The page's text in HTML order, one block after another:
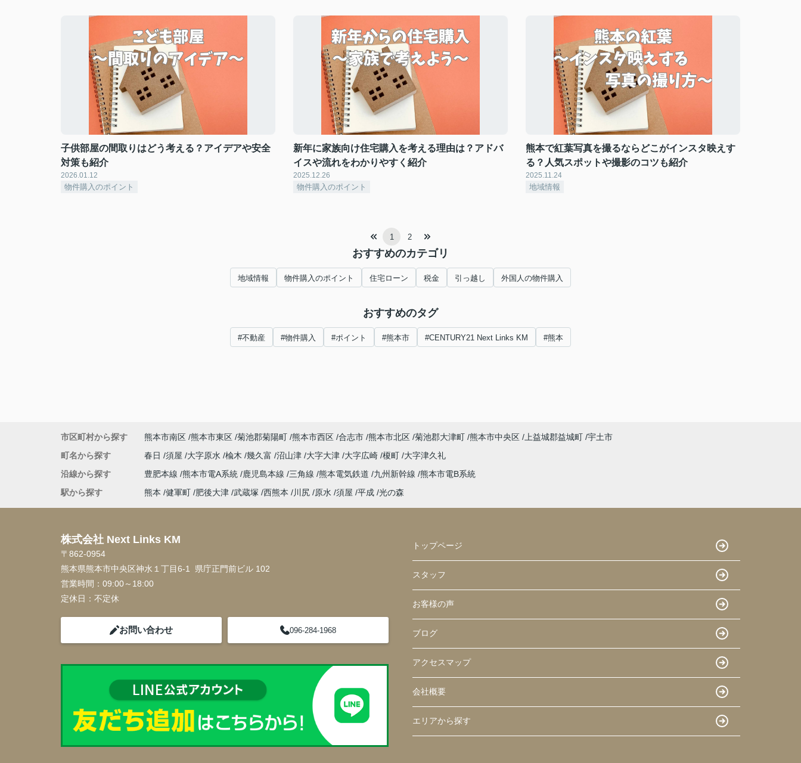
子供部屋の間取りはどう考える？アイデアや安全
対策も紹介
2026.01.12
物件購入のポイント
新年に家族向け住宅購入を考える理由は？アドバ
イスや流れをわかりやすく紹介
2025.12.26
物件購入のポイント
熊本で紅葉写真を撮るならどこがインスタ映えす
る？人気スポットや撮影のコツも紹介
2025.11.24
地域情報
1 2
おすすめのカテゴリ
地域情報 物件購入のポイント 住宅ローン 税金 引っ越し 外国人の物件購入
おすすめのタグ
#不動産 #物件購入 #ポイント #熊本市 #CENTURY21 Next Links KM #熊本
市区町村から探す 熊本市南区 熊本市東区 菊池郡菊陽町 熊本市西区 合志市 熊本市北区 菊池郡大津町 熊本市中央区 上益城郡益城町 宇土市
町名から探す
春日 須屋 大字原水 楡木 幾久富 沼山津 大字大津 大字広崎 榎町 大字津久礼
沿線から探す
豊肥本線 熊本市電A系統 鹿児島本線 三角線 熊本電気鉄道 九州新幹線 熊本市電B系統
駅から探す
熊本 健軍町 肥後大津 武蔵塚 西熊本 川尻 原水 須屋 平成 光の森
株式会社 Next Links KM
〒862-0954
熊本県熊本市中央区神水１丁目6-1 県庁正門前ビル 102
営業時間： 09:00～18:00
定休日： 不定休
お問い合わせ 096-284-1968
トップページ
スタッフ
お客様の声
ブログ
アクセスマップ
会社概要
エリアから探す